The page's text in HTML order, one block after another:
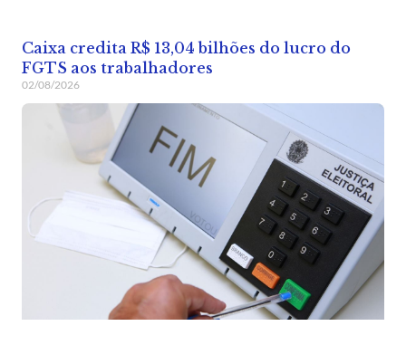
Caixa credita R$ 13,04 bilhões do lucro do
FGTS aos trabalhadores
02/08/2026